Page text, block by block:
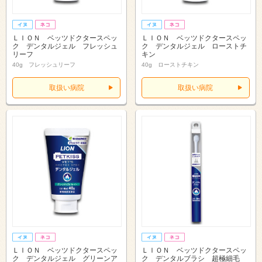
ＬＩＯＮ ベッツドクタースペッ
ク デンタルジェル フレッシュ
リーフ
40g フレッシュリーフ
取扱い病院
ＬＩＯＮ ベッツドクタースペッ
ク デンタルジェル ローストチ
キン
40g ローストチキン
取扱い病院
ＬＩＯＮ ベッツドクタースペッ
ク デンタルジェル グリーンア
ＬＩＯＮ ベッツドクタースペッ
ク デンタルブラシ 超極細毛